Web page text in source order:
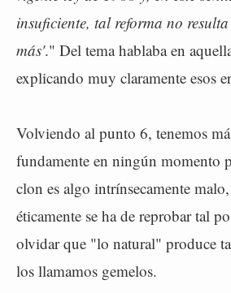
insuficiente, tal reforma no
más'." Del tema hablaba en
explicando muy claramente esos
Volviendo al punto 6, tenemos
fundamente en ningún momento
clon es algo intrínsecamente
éticamente se ha de reprobar tal
olvidar que "lo natural" produce
los llamamos gemelos.